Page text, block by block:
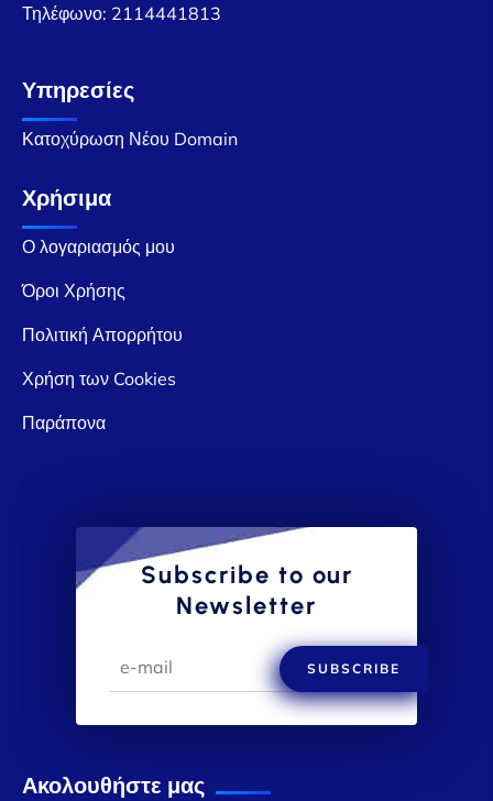
Τηλέφωνο: 2114441813
Υπηρεσίες
Κατοχύρωση Νέου Domain
Χρήσιμα
Ο λογαριασμός μου
Όροι Χρήσης
Πολιτική Απορρήτου
Χρήση των Cookies
Παράπονα
Subscribe to our
Newsletter
SUBSCRIBE
Ακολουθήστε μας